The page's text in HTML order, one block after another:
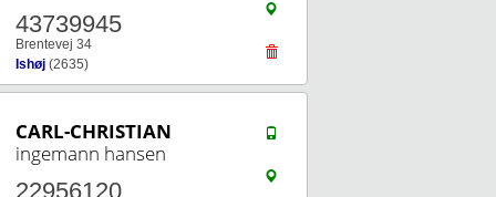
43739945
Brentevej 34
Ishøj (2635)
CARL-CHRISTIAN
ingemann hansen
22956120